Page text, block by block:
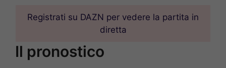
Registrati su DAZN per vedere la partita in
diretta
Il pronostico